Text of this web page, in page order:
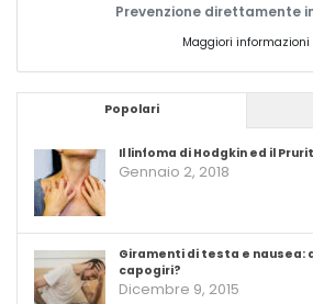
Prevenzione direttamente
Maggiori informazioni
Popolari
Il linfoma di Hodgkin ed il
Gennaio 2, 2018
Giramenti di testa e nausea:
capogiri?
Dicembre 9, 2015